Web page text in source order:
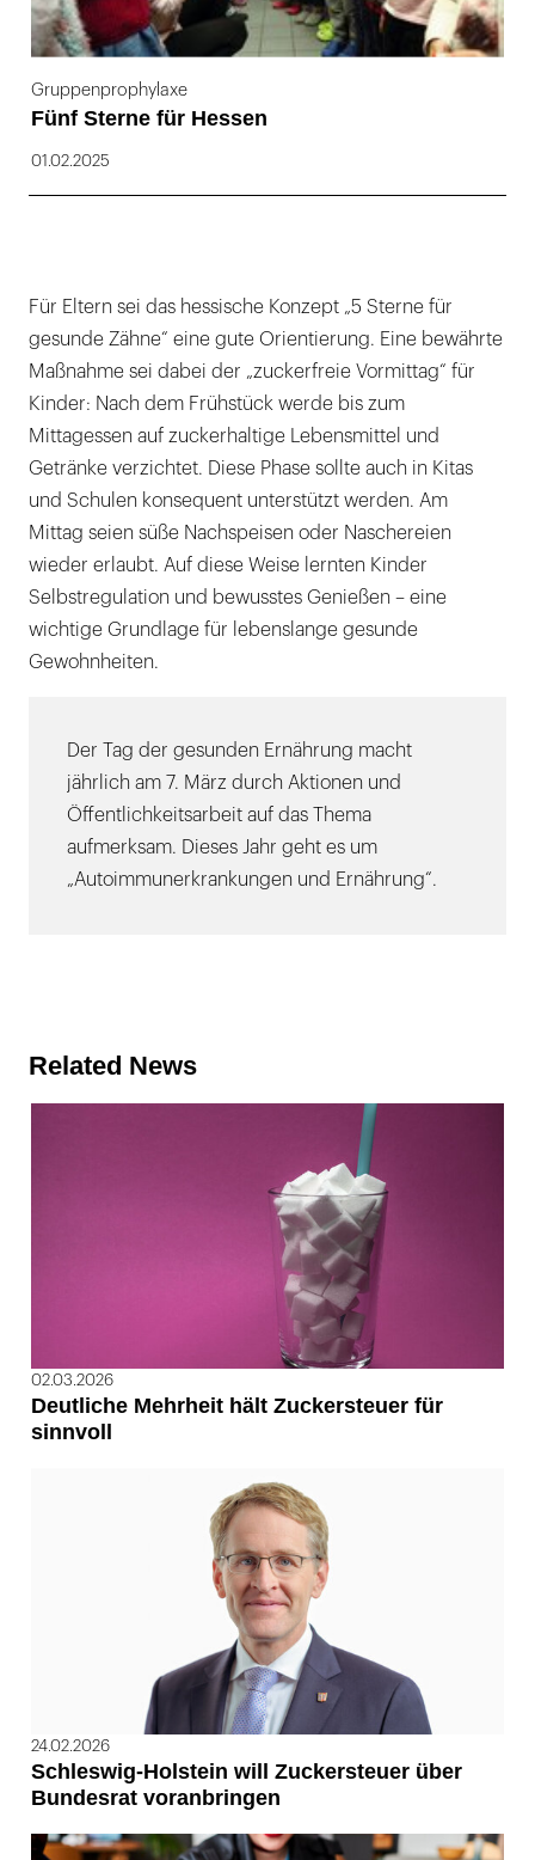
Gruppenprophylaxe
Fünf Sterne für Hessen
01.02.2025
Für Eltern sei das hessische Konzept „5 Sterne für
gesunde Zähne“ eine gute Orientierung. Eine bewährte
Maßnahme sei dabei der „zuckerfreie Vormittag“ für
Kinder: Nach dem Frühstück werde bis zum
Mittagessen auf zuckerhaltige Lebensmittel und
Getränke verzichtet. Diese Phase sollte auch in Kitas
und Schulen konsequent unterstützt werden. Am
Mittag seien süße Nachspeisen oder Naschereien
wieder erlaubt. Auf diese Weise lernten Kinder
Selbstregulation und bewusstes Genießen – eine
wichtige Grundlage für lebenslange gesunde
Gewohnheiten.
Der Tag der gesunden Ernährung macht
jährlich am 7. März durch Aktionen und
Öffentlichkeitsarbeit auf das Thema
aufmerksam. Dieses Jahr geht es um
„Autoimmunerkrankungen und Ernährung“.
Related News
02.03.2026
Deutliche Mehrheit hält Zuckersteuer für
sinnvoll
24.02.2026
Schleswig-Holstein will Zuckersteuer über
Bundesrat voranbringen